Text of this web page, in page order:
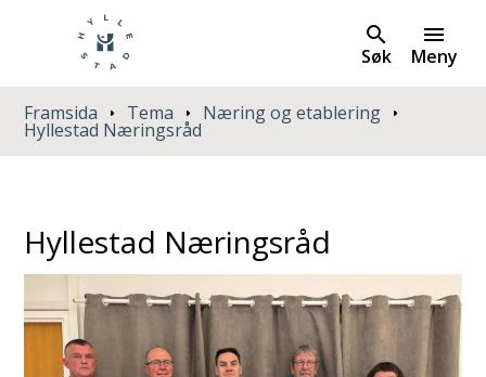
Søk Meny
Du er her:
Framsida Tema Næring og etablering
Hyllestad Næringsråd
Hyllestad Næringsråd